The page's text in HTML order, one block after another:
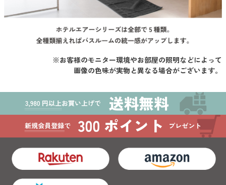
※お客様のモニター環境やお部屋の照明などによって
画像の色味が実物と異なる場合がございます。